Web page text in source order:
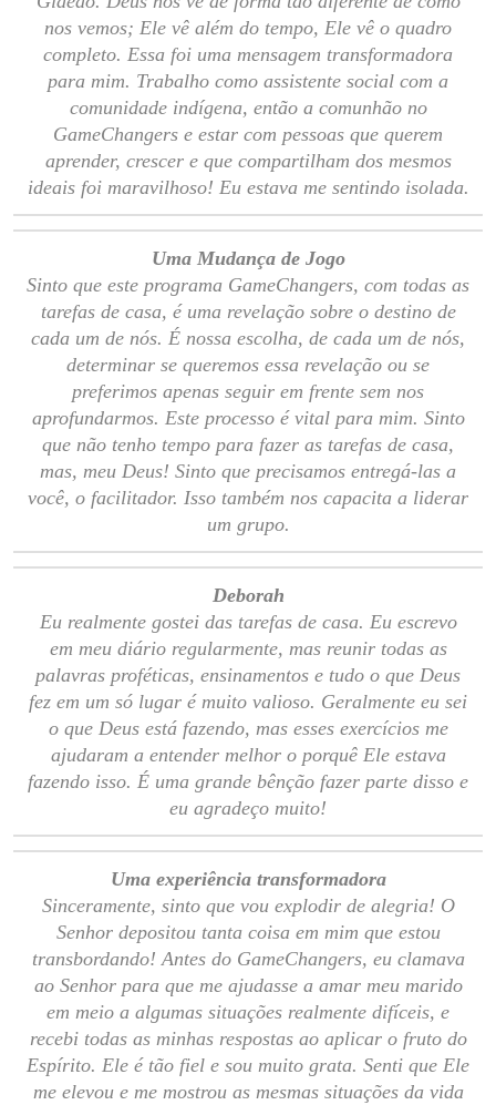
nos vemos; Ele vê além do tempo, Ele vê o quadro
completo. Essa foi uma mensagem transformadora
para mim. Trabalho como assistente social com a
comunidade indígena, então a comunhão no
GameChangers e estar com pessoas que querem
aprender, crescer e que compartilham dos mesmos
ideais foi maravilhoso! Eu estava me sentindo isolada.
Uma Mudança de Jogo
Sinto que este programa GameChangers, com todas as
tarefas de casa, é uma revelação sobre o destino de
cada um de nós. É nossa escolha, de cada um de nós,
determinar se queremos essa revelação ou se
preferimos apenas seguir em frente sem nos
aprofundarmos. Este processo é vital para mim. Sinto
que não tenho tempo para fazer as tarefas de casa,
mas, meu Deus! Sinto que precisamos entregá-las a
você, o facilitador. Isso também nos capacita a liderar
um grupo.
Deborah
Eu realmente gostei das tarefas de casa. Eu escrevo
em meu diário regularmente, mas reunir todas as
palavras proféticas, ensinamentos e tudo o que Deus
fez em um só lugar é muito valioso. Geralmente eu sei
o que Deus está fazendo, mas esses exercícios me
ajudaram a entender melhor o porquê Ele estava
fazendo isso. É uma grande bênção fazer parte disso e
eu agradeço muito!
Uma experiência transformadora
Sinceramente, sinto que vou explodir de alegria! O
Senhor depositou tanta coisa em mim que estou
transbordando! Antes do GameChangers, eu clamava
ao Senhor para que me ajudasse a amar meu marido
em meio a algumas situações realmente difíceis, e
recebi todas as minhas respostas ao aplicar o fruto do
Espírito. Ele é tão fiel e sou muito grata. Senti que Ele
me elevou e me mostrou as mesmas situações da vida